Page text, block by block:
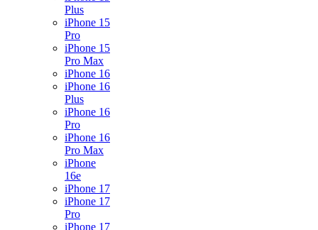
Plus
iPhone 15
Pro
iPhone 15
Pro Max
iPhone 16
iPhone 16
Plus
iPhone 16
Pro
iPhone 16
Pro Max
iPhone
16e
iPhone 17
iPhone 17
Pro
iPhone 17